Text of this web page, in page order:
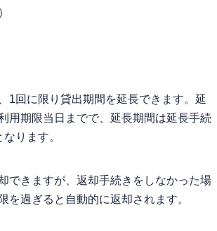
1回に限り貸出期間を延長できます。延
用期限当日までで、延長期間は延長手続
ります。
できますが、返却手続きをしなかった場
を過ぎると自動的に返却されます。